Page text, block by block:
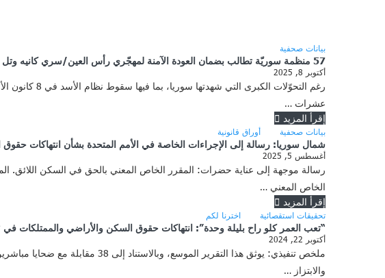
بيانات صحفية
57 منظمة سوريّة تطالب بضمان العودة الآمنة لمهجّري رأس العين/سري كانيه وتل أبيض واسترداد ممتلكاتهم
أكتوبر 8, 2025
عشرات …
إقرأ المزيد
بيانات صحفية أوراق قانونية
شمال سوريا: رسالة إلى الإجراءات الخاصة في الأمم المتحدة بشأن انتهاكات
أغسطس 5, 2025
رسالة موجهة إلى عناية حضرات: المقرر الخاص المعني بالحق في السكن اللائق.
الخاص المعني …
إقرأ المزيد
تحقيقات استقصائية اخترنا لكم
“تعب العمر كلو راح بليلة وحدة”: انتهاكات حقوق السكن والأراضي والممتلكات في
أكتوبر 22, 2024
ملخص تنفيذي: يوثق هذا التقرير
والابتزاز …